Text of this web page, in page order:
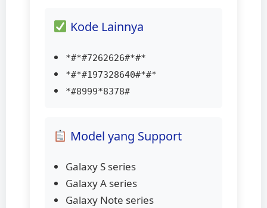
Kode Lainnya
*#*#7262626#*#*
*#*#197328640#*#*
*#8999*8378#
Model yang Support
Galaxy S series
Galaxy A series
Galaxy Note series